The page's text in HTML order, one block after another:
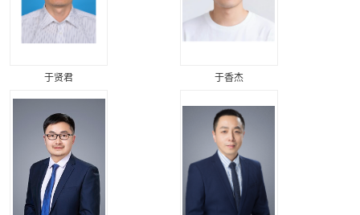
于贤君 于香杰